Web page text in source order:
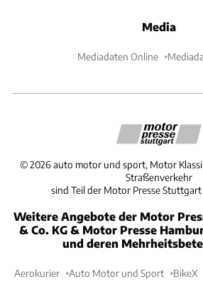
Media
Mediadaten Online
©2026 auto motor und sport, Motor
Straßenverkehr
sind Teil der Motor Presse Stuttgart
Weitere Angebote der Motor
& Co. KG & Motor Presse
und deren
Aerokurier Auto Motor und Sport BikeX